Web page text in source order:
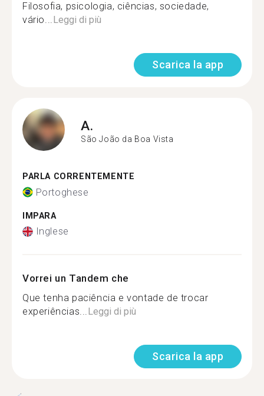
Filosofia, psicologia, ciências, sociedade,
vário...Leggi di più
Scarica la app
A.
São João da Boa Vista
PARLA CORRENTEMENTE
Portoghese
IMPARA
Inglese
Vorrei un Tandem che
Que tenha paciência e vontade de trocar
experiências...Leggi di più
Scarica la app